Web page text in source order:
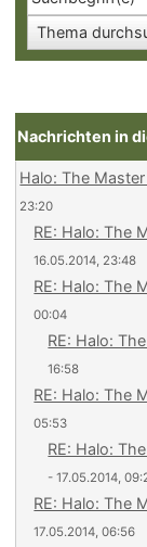
Nachrichten in
Halo: The
23:20
RE: Halo: The
16.05.2014, 23:48
RE: Halo: The
00:04
RE: Halo:
16:58
RE: Halo: The
05:53
RE: Halo:
- 17.05.2014,
RE: Halo: The
17.05.2014, 06:56